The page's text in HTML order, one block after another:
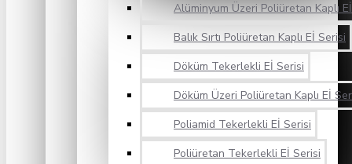
Alüminyum Üzeri Poliüretan Kaplı
Balık Sırtı Poliüretan Kaplı Eİ Serisi
Döküm Tekerlekli Eİ Serisi
Döküm Üzeri Poliüretan Kaplı Eİ
Poliamid Tekerlekli Eİ Serisi
Poliüretan Tekerlekli Eİ Serisi